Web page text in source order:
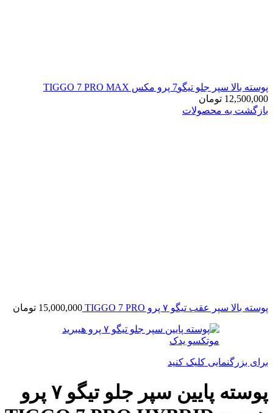
پوسته بالا سپر جلو تیگو7 پرو مکس TIGGO 7 PRO MAX
12,500,000 تومان
بازگشت به محصولات
پوسته بالا سپر عقب تیگو ۷ پرو TIGGO 7 PRO 15,000,000 تومان
برای بزرگنمایی کلیک کنید
پوسته پایین سپر جلو تیگو ۷ پرو